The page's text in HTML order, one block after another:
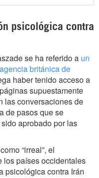
psicológica contra
se ha referido a un
británica de
haber tenido acceso a
supuestamente
las conversaciones de
de pasos que se
aprobado por las
“irreal”, el
los países occidentales
psicológica contra Irán